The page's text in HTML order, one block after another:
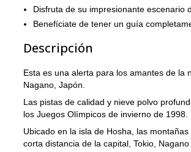
Disfruta de su impresionante escenario
Benefíciate de tener un guía
Descripción
Esta es una alerta para los amantes de la
Nagano, Japón.
Las pistas de calidad y nieve polvo
los Juegos Olímpicos de invierno de 1998.
Ubicado en la isla de Hosha, las
corta distancia de la capital, Tokio,